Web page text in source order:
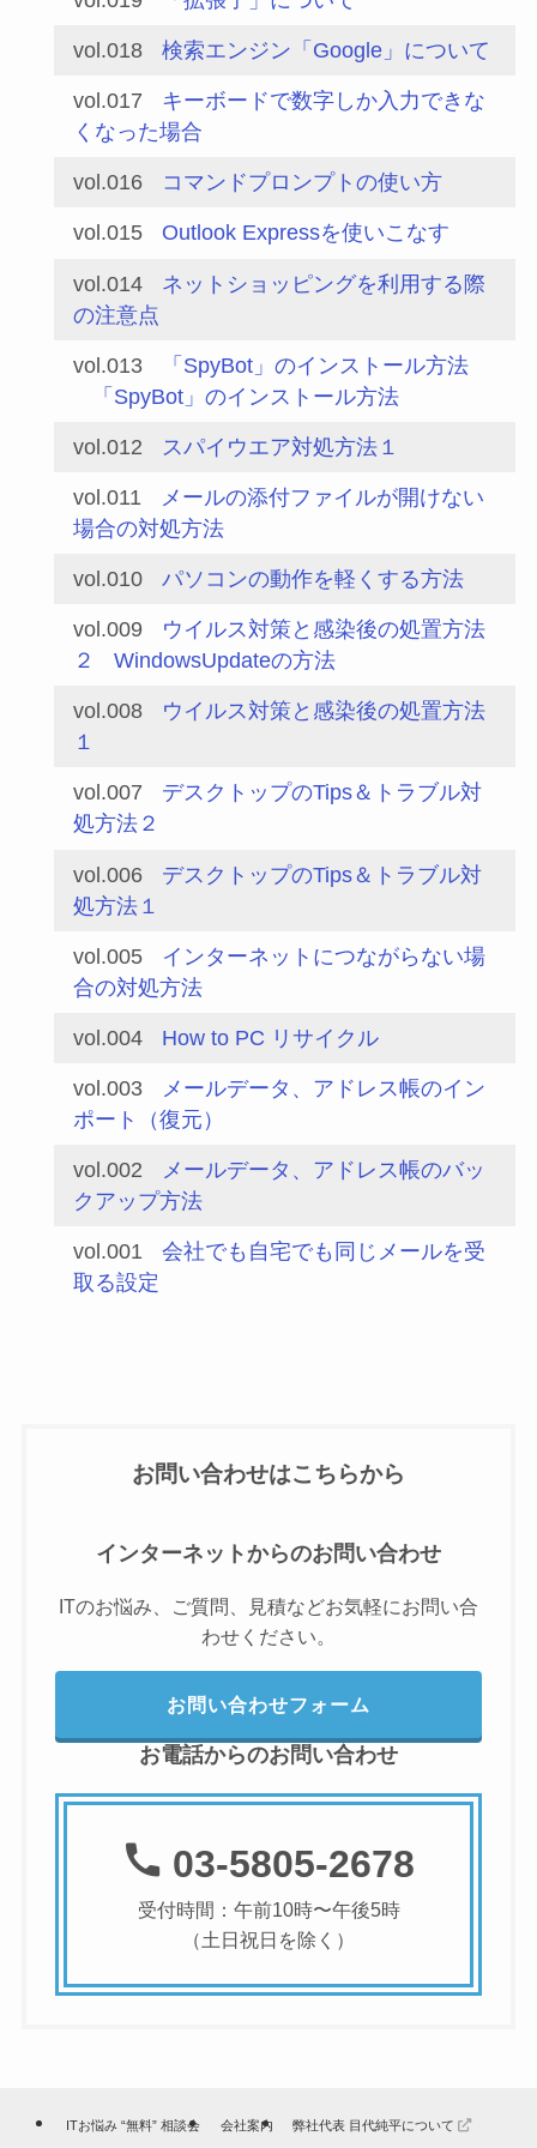
vol.018 検索エンジン「Google」について
vol.017
キーボードで数字しか入力できな
くなった場合
vol.016 コマンドプロンプトの使い方
vol.015 Outlook Expressを使いこなす
vol.014
ネットショッピングを利用する際
の注意点
vol.013
「SpyBot」のインストール方法
「SpyBot」のインストール方法
vol.012 スパイウエア対処方法１
vol.011
メールの添付ファイルが開けない
場合の対処方法
vol.010 パソコンの動作を軽くする方法
vol.009
ウイルス対策と感染後の処置方法
２
WindowsUpdateの方法
vol.008
ウイルス対策と感染後の処置方法
１
vol.007
デスクトップのTips＆トラブル対
処方法２
vol.006
デスクトップのTips＆トラブル対
処方法１
vol.005
インターネットにつながらない場
合の対処方法
vol.004 How to PC リサイクル
vol.003
メールデータ、アドレス帳のイン
ポート（復元）
vol.002
メールデータ、アドレス帳のバッ
クアップ方法
vol.001
会社でも自宅でも同じメールを受
取る設定
お問い合わせはこちらから
インターネットからのお問い合わせ
ITのお悩み、ご質問、見積などお気軽にお問い合
わせください。
お問い合わせフォーム
お電話からのお問い合わせ
03-5805-2678
受付時間：午前10時〜午後5時
（土日祝日を除く）
ITお悩み “無料” 相談会 会社案内 弊社代表 目代純平について